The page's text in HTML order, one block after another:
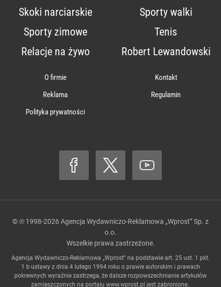
Skoki narciarskie
Sporty walki
Sporty zimowe
Tenis
Relacje na żywo
Robert Lewandowski
O firmie
Kontakt
Reklama
Regulamin
Polityka prywatności
© ℗ 1998-2026 Agencja Wydawniczo-Reklamowa „Wprost” Sp. z
o.o.
Wszelkie prawa zastrzeżone.
Agencja Wydawniczo-Reklamowa „Wprost” na podstawie art. 25 ust. 1 pkt.
1 b ustawy z dnia 4 lutego 1994 roku o prawie autorskim i prawach
pokrewnych wyraźnie zastrzega, że dalsze rozpowszechnianie artykułów
zamieszczonych na portalu www.wprost.pl jest zabronione..